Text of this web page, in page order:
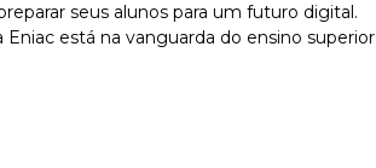
seus alunos para um futuro digital.
está na vanguarda do ensino superior